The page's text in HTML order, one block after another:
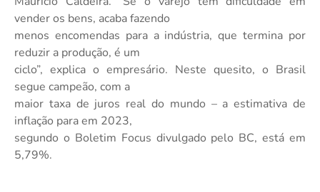
vender os bens, acaba fazendo
menos encomendas para a indústria, que termina por
reduzir a produção, é um
ciclo”, explica o empresário. Neste quesito, o Brasil
segue campeão, com a
maior taxa de juros real do mundo – a estimativa de
inflação para em 2023,
segundo o Boletim Focus divulgado pelo BC, está em
5,79%.